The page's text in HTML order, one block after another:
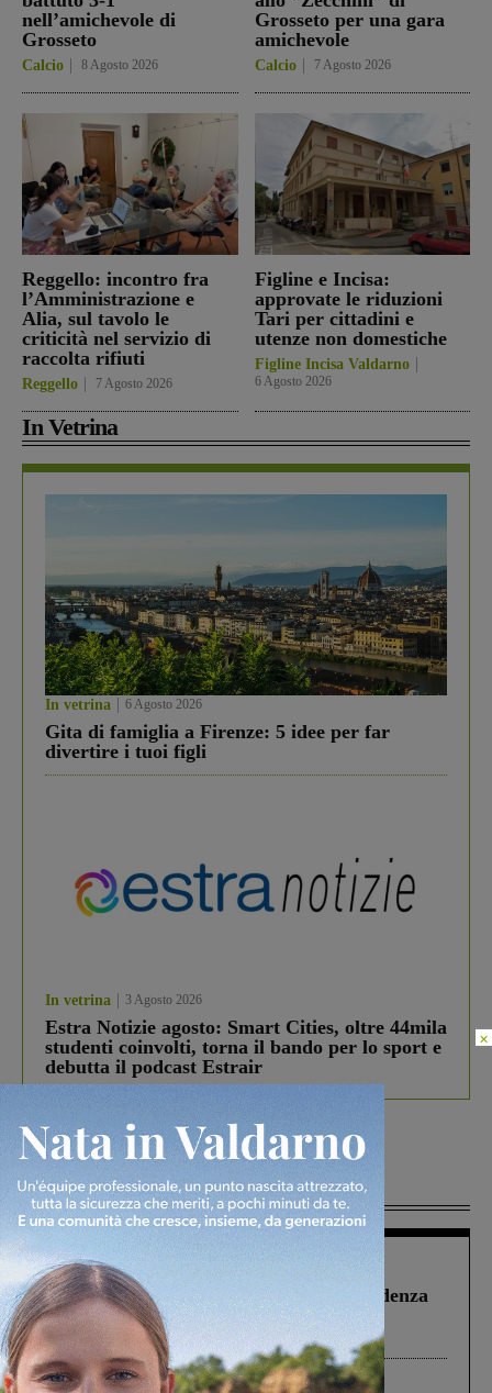
nell’amichevole di
Grosseto
Calcio 8 Agosto 2026
Grosseto per una gara
amichevole
Calcio 7 Agosto 2026
Reggello: incontro fra
l’Amministrazione e
Alia, sul tavolo le
criticità nel servizio di
raccolta rifiuti
Reggello 7 Agosto 2026
Figline e Incisa:
approvate le riduzioni
Tari per cittadini e
utenze non domestiche
Figline Incisa Valdarno
6 Agosto 2026
In Vetrina
In vetrina 6 Agosto 2026
Gita di famiglia a Firenze: 5 idee per far
divertire i tuoi figli
In vetrina 3 Agosto 2026
Estra Notizie agosto: Smart Cities, oltre 44mila
studenti coinvolti, torna il bando per lo sport e
debutta il podcast Estrair
Più lette
Figline Incisa Valdarno 1 Agosto 2026
Piscina di Figline finanziata oltre la scadenza
Pnrr, il gruppo di Fratelli d’Italia: “Un
ringraziamento al Governo”
Cronaca 3 Agosto 2026
×